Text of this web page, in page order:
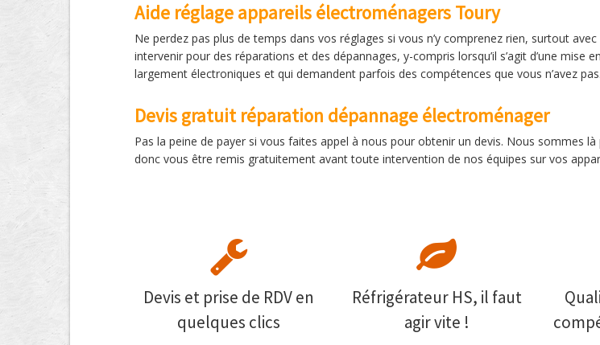
Aide réglage appareils électroménagers Toury
Ne perdez pas plus de temps dans vos réglages si vous n’y comprenez rien, surtout
intervenir pour des réparations et des dépannages, y-compris lorsqu’il s’agit d’une
largement électroniques et qui demandent parfois des compétences que vous n’avez pas.
Devis gratuit réparation dépannage électroménager
Pas la peine de payer si vous faites appel à nous pour obtenir un devis. Nous sommes
donc vous être remis gratuitement avant toute intervention de nos équipes sur vos
Devis et prise de RDV en
quelques clics
Réfrigérateur HS, il faut
agir vite !